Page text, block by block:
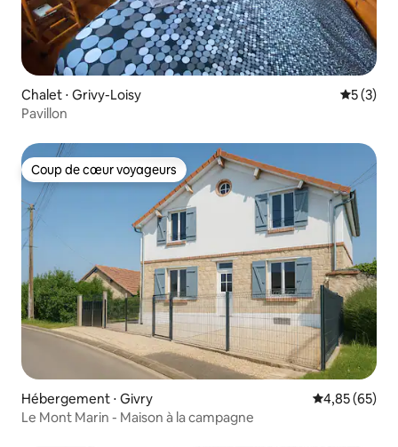
Chalet ⋅ Grivy-Loisy
5 (3)
Pavillon
Coup de cœur voyageurs
Coup de cœur voyageurs
Hébergement ⋅ Givry Évaluation
4,85 (65)
Le Mont Marin - Maison à la campagne